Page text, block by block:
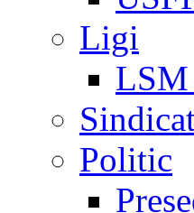
Ligi
LSM
Politic